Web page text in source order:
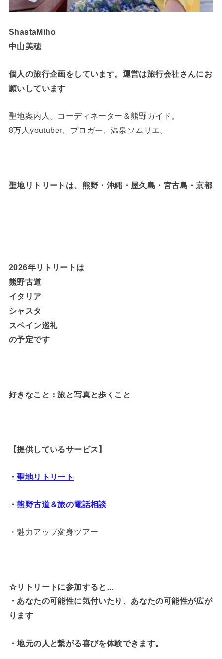
ShastaMiho
中山美穂
個人の旅行企画をしています。運営は旅行会社さんにお
願いしています
聖地案内人。コーディネーター＆熊野ガイド。
8万人youtuber、ブロガー、温泉ソムリエ。
聖地リトリートは、熊野・沖縄・屋久島・宮古島・京都
2026年リトリートは
熊野古道
イタリア
シャスタ
スペイン巡礼
の予定です
好きなこと：旅と写真と歩くこと
【提供しているサービス】
・聖地リトリート
・熊野古道＆旅の電話相談
・魅力アップ変身ツアー
☆リトリートに参加すると…
・ あなたの可能性に気付いたり、あなたの可能性が広が
ります
・地元の人と繋がる喜びを体験できます。